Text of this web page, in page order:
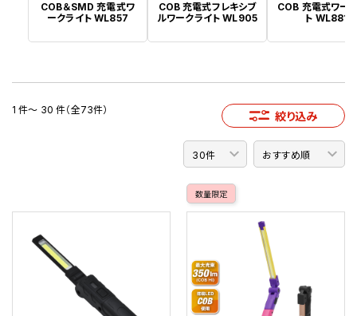
COB＆SMD 充電式ワ
ークライト WL857
COB 充電式フレキシブ
ルワークライト WL905
COB 充電式ワー
ト WL881
1 件～ 30 件（全73件） 絞り込み
数量限定